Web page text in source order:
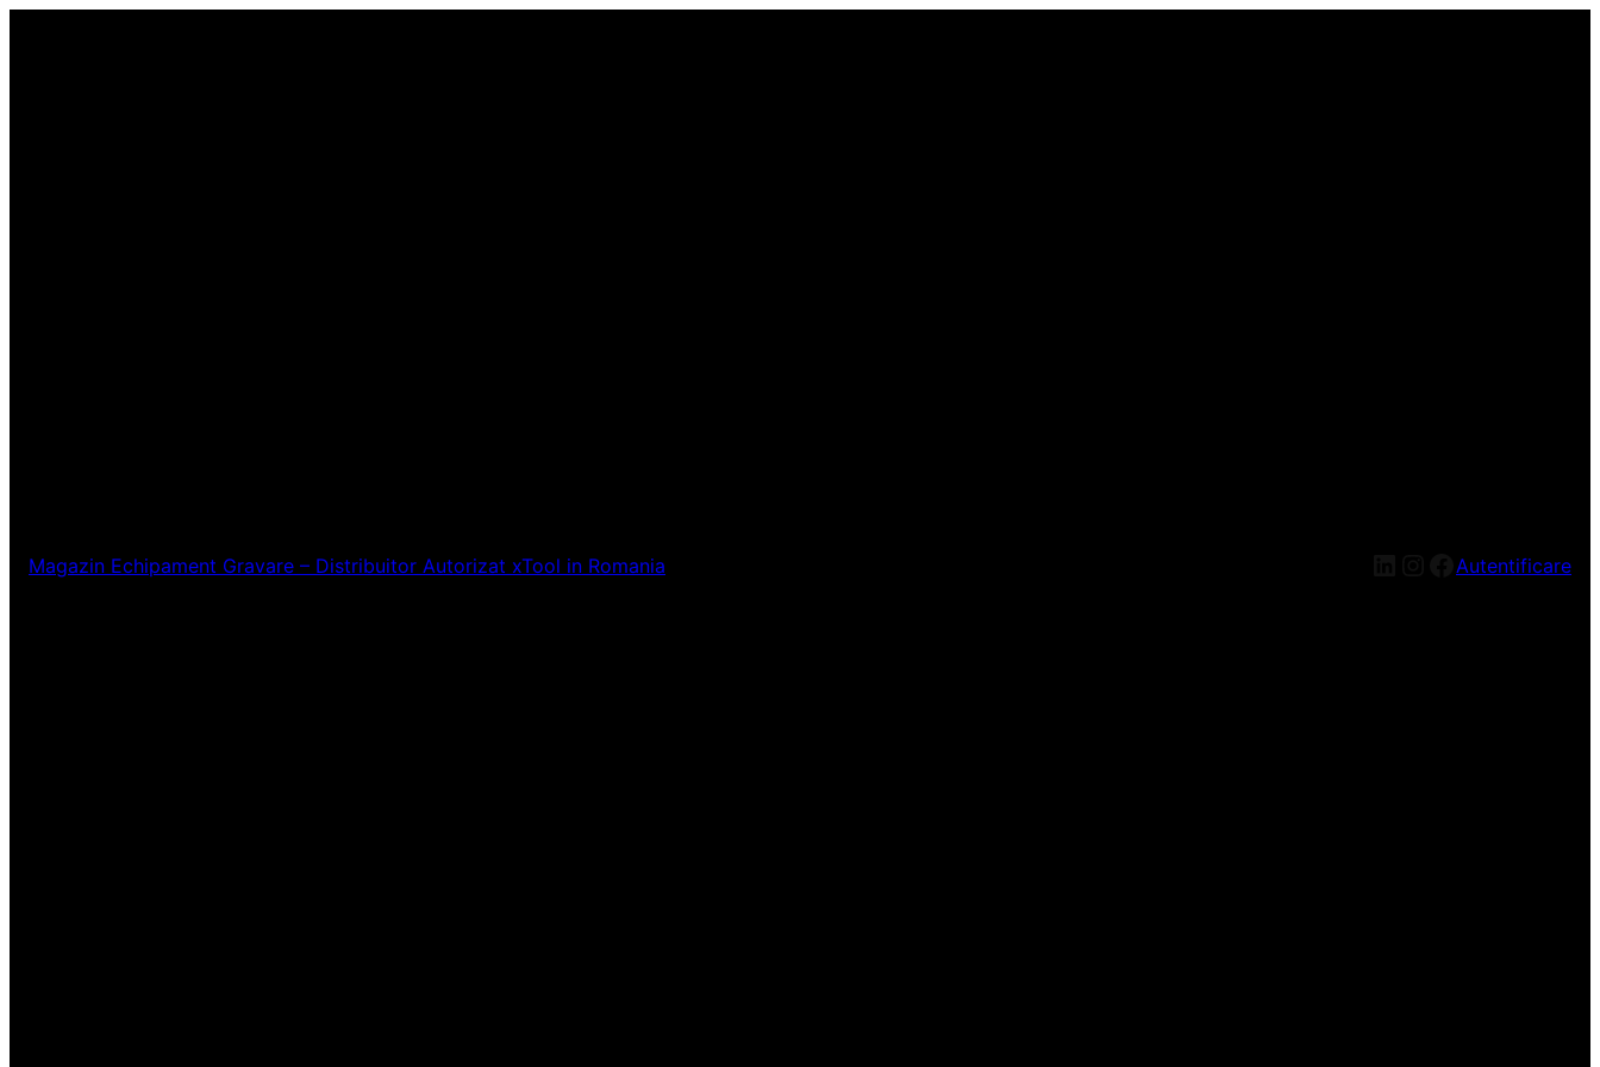
Magazin Echipament Gravare – Distribuitor Autorizat xTool in Romania LinkedIn
Instagram
Facebook
Autentificare